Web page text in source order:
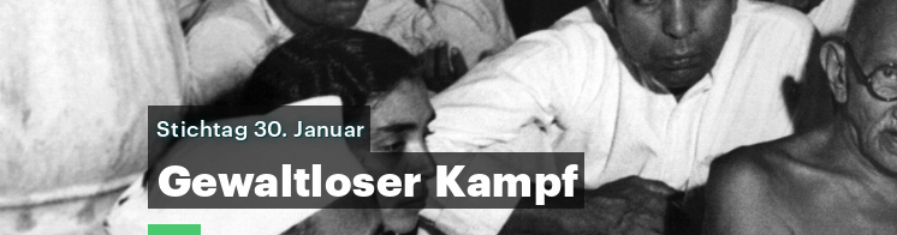
Stichtag 30. Januar
Gewaltloser Kampf